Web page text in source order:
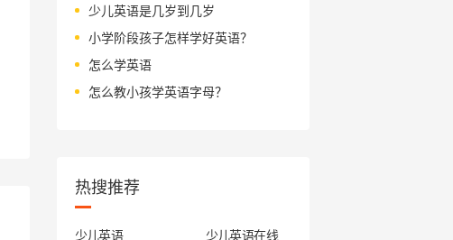
少儿英语是几岁到几岁
小学阶段孩子怎样学好英语？
怎么学英语
怎么教小孩学英语字母？
热搜推荐
少儿英语
少儿英语在线